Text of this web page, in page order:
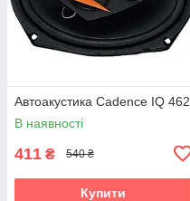
Автоакустика Cadence IQ 462
В наявності
411 ₴ 540 ₴
Купити